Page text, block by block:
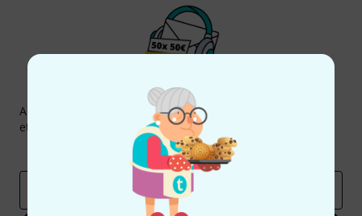
Thomann Newsletter
Abonniere den Thomann Newsletter und gewinne mit
etwas Glück einen von50 Gutscheinen
Inspirierende Beiträge
Deals Thomann Insights